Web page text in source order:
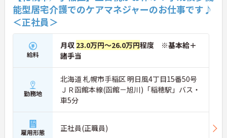
能型居宅介護でのケアマネジャーのお仕事です♪
＜正社員＞
給料
月収 23.0万円～26.0万円程度 ※基本給＋
諸手当
勤務地
北海道 札幌市手稲区 明日風4丁目15番50号
ＪＲ函館本線(函館－旭川)「稲穂駅」バス・
車5分
雇用形態 正社員(正職員)